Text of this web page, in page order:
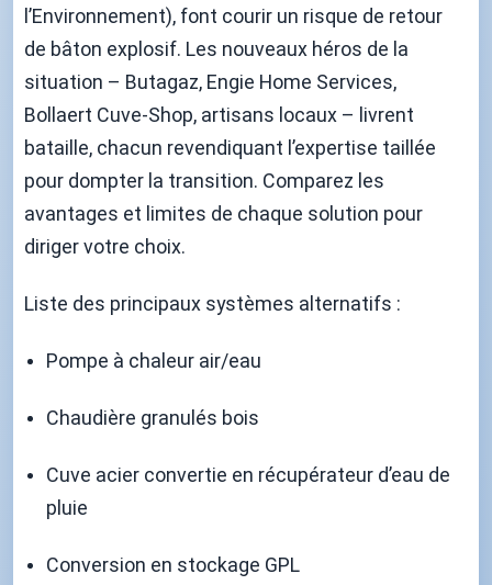
l’Environnement), font courir un risque de retour
de bâton explosif. Les nouveaux héros de la
situation – Butagaz, Engie Home Services,
Bollaert Cuve-Shop, artisans locaux – livrent
bataille, chacun revendiquant l’expertise taillée
pour dompter la transition. Comparez les
avantages et limites de chaque solution pour
diriger votre choix.
Liste des principaux systèmes alternatifs :
Pompe à chaleur air/eau
Chaudière granulés bois
Cuve acier convertie en récupérateur d’eau de
pluie
Conversion en stockage GPL